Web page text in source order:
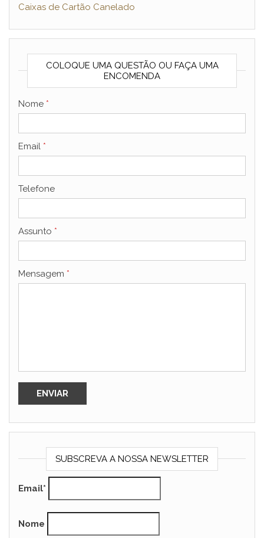
Caixas de Cartão Canelado
COLOQUE UMA QUESTÃO OU FAÇA UMA
ENCOMENDA
Nome *
Email *
Telefone
Assunto *
Mensagem *
SUBSCREVA A NOSSA NEWSLETTER
Email*
Nome